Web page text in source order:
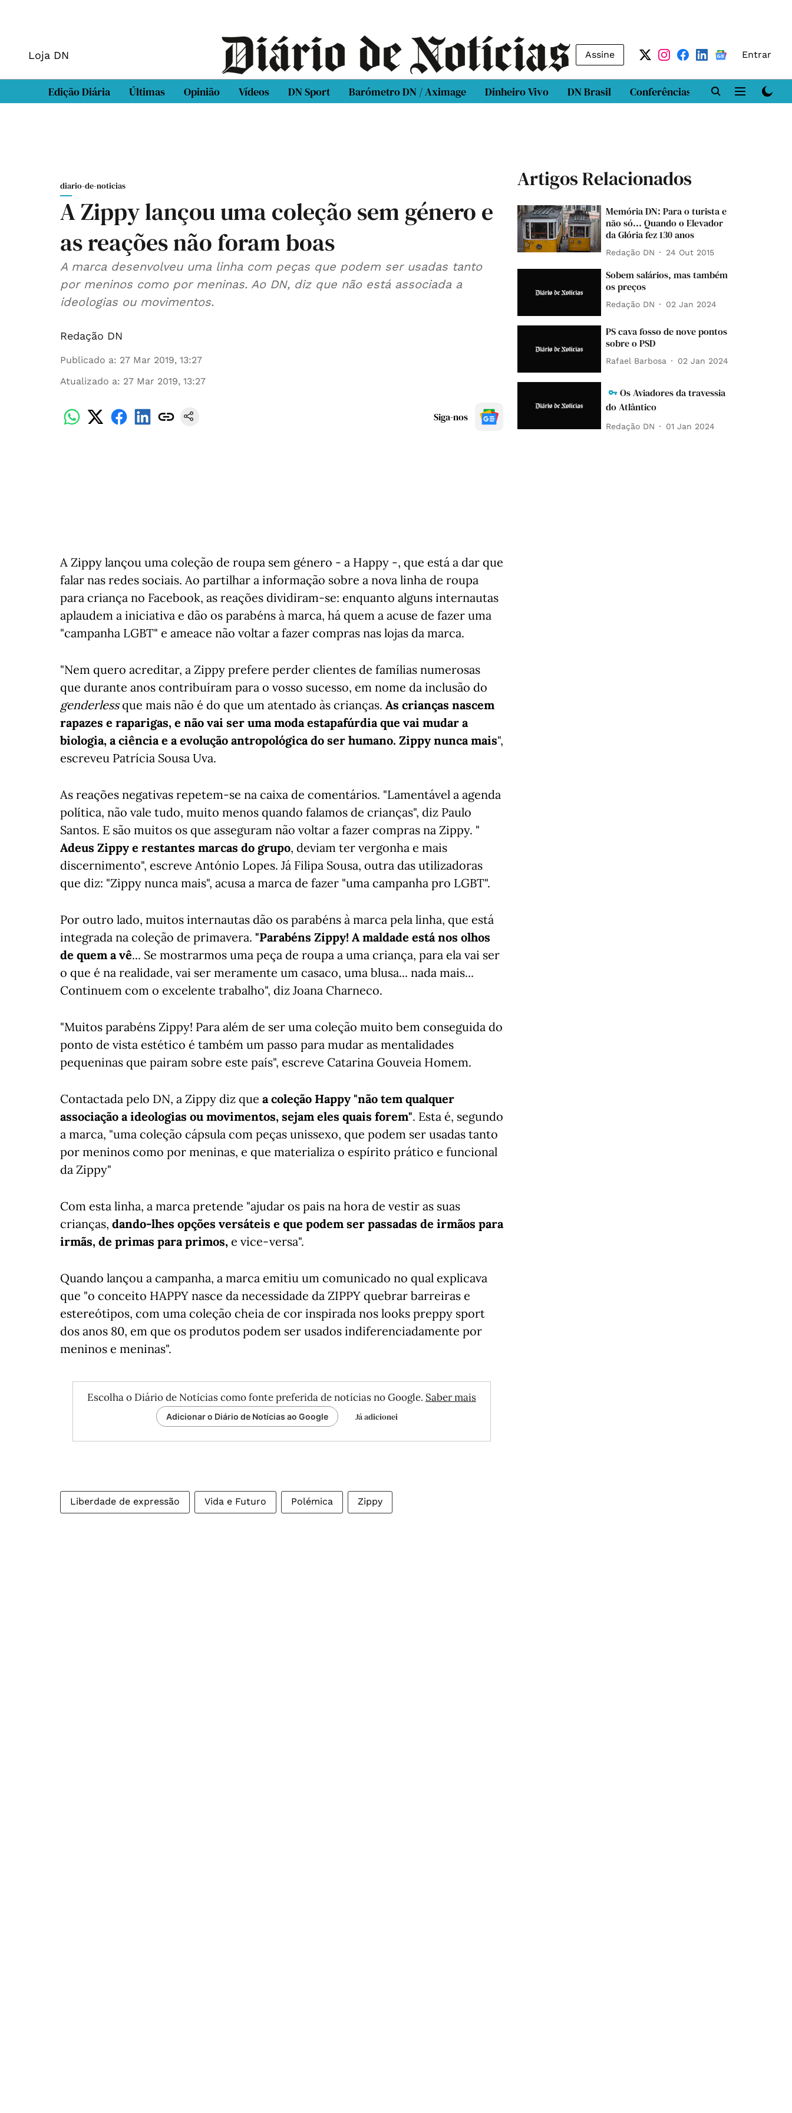
Loja DN Assine Entrar
Edição Diária Últimas Opinião Vídeos DN Sport Barómetro DN / Aximage Dinheiro Vivo DN Brasil Conferências DN LAB
diario-de-noticias
A Zippy lançou uma coleção sem género e
as reações não foram boas
A marca desenvolveu uma linha com peças que podem ser usadas tanto
por meninos como por meninas. Ao DN, diz que não está associada a
ideologias ou movimentos.
Redação DN
Publicado a: 27 Mar 2019, 13:27
Atualizado a: 27 Mar 2019, 13:27
Siga-nos
A Zippy lançou uma coleção de roupa sem género - a Happy -, que está a dar que
falar nas redes sociais. Ao partilhar a informação sobre a nova linha de roupa
para criança no Facebook, as reações dividiram-se: enquanto alguns internautas
aplaudem a iniciativa e dão os parabéns à marca, há quem a acuse de fazer uma
"campanha LGBT" e ameace não voltar a fazer compras nas lojas da marca.
"Nem quero acreditar, a Zippy prefere perder clientes de famílias numerosas
que durante anos contribuíram para o vosso sucesso, em nome da inclusão do
genderlessque mais não é do que um atentado às crianças. As crianças nascem
rapazes e raparigas, e não vai ser uma moda estapafúrdia que vai mudar a
biologia, a ciência e a evolução antropológica do ser humano. Zippy nunca mais",
escreveu Patrícia Sousa Uva.
As reações negativas repetem-se na caixa de comentários. "Lamentável a agenda
política, não vale tudo, muito menos quando falamos de crianças", diz Paulo
Santos. E são muitos os que asseguram não voltar a fazer compras na Zippy. "
Adeus Zippy e restantes marcas do grupo, deviam ter vergonha e mais
discernimento", escreve António Lopes. Já Filipa Sousa, outra das utilizadoras
que diz: "Zippy nunca mais", acusa a marca de fazer "uma campanha pro LGBT".
Por outro lado, muitos internautas dão os parabéns à marca pela linha, que está
integrada na coleção de primavera. "Parabéns Zippy! A maldade está nos olhos
de quem a vê... Se mostrarmos uma peça de roupa a uma criança, para ela vai ser
o que é na realidade, vai ser meramente um casaco, uma blusa... nada mais...
Continuem com o excelente trabalho", diz Joana Charneco.
"Muitos parabéns Zippy! Para além de ser uma coleção muito bem conseguida do
ponto de vista estético é também um passo para mudar as mentalidades
pequeninas que pairam sobre este país", escreve Catarina Gouveia Homem.
Contactada pelo DN, a Zippy diz que a coleção Happy "não tem qualquer
associação a ideologias ou movimentos, sejam eles quais forem". Esta é, segundo
a marca, "uma coleção cápsula com peças unissexo, que podem ser usadas tanto
por meninos como por meninas, e que materializa o espírito prático e funcional
da Zippy"
Com esta linha, a marca pretende "ajudar os pais na hora de vestir as suas
crianças, dando-lhes opções versáteis e que podem ser passadas de irmãos para
irmãs, de primas para primos, e vice-versa".
Quando lançou a campanha, a marca emitiu um comunicado no qual explicava
que "o conceito HAPPY nasce da necessidade da ZIPPY quebrar barreiras e
estereótipos, com uma coleção cheia de cor inspirada nos looks preppy sport
dos anos 80, em que os produtos podem ser usados indiferenciadamente por
meninos e meninas".
Escolha o Diário de Notícias como fonte preferida de notícias no Google. Saber mais
Adicionar o Diário de Notícias ao Google Já adicionei
Liberdade de expressão Vida e Futuro Polémica Zippy
Artigos Relacionados
Memória DN: Para o turista e
não só... Quando o Elevador
da Glória fez 130 anos
Redação DN 24 Out 2015
Sobem salários, mas também
os preços
Redação DN 02 Jan 2024
PS cava fosso de nove pontos
sobre o PSD
Rafael Barbosa 02 Jan 2024
Os Aviadores da travessia
do Atlântico
Redação DN 01 Jan 2024